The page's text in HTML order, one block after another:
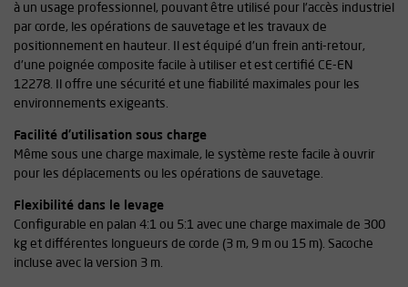
à un usage professionnel, pouvant être utilisé pour l'accès industriel
par corde, les opérations de sauvetage et les travaux de
positionnement en hauteur. Il est équipé d'un frein anti-retour,
d'une poignée composite facile à utiliser et est certifié CE-EN
12278. Il offre une sécurité et une fiabilité maximales pour les
environnements exigeants.
Facilité d'utilisation sous charge
Même sous une charge maximale, le système reste facile à ouvrir
pour les déplacements ou les opérations de sauvetage.
Flexibilité dans le levage
Configurable en palan 4:1 ou 5:1 avec une charge maximale de 300
kg et différentes longueurs de corde (3 m, 9 m ou 15 m). Sacoche
incluse avec la version 3 m.